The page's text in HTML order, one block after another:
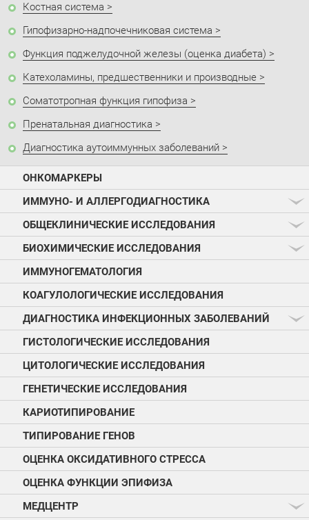
Костная система
Гипофизарно-надпочечниковая система
Функция поджелудочной железы (оценка диабета)
Катехоламины, предшественники и производные
Соматотропная функция гипофиза
Пренатальная диагностика
Диагностика аутоиммунных заболеваний
ОНКОМАРКЕРЫ
ИММУНО- И АЛЛЕРГОДИАГНОСТИКА
ОБЩЕКЛИНИЧЕСКИЕ ИССЛЕДОВАНИЯ
БИОХИМИЧЕСКИЕ ИССЛЕДОВАНИЯ
ИММУНОГЕМАТОЛОГИЯ
КОАГУЛОЛОГИЧЕСКИЕ ИССЛЕДОВАНИЯ
ДИАГНОСТИКА ИНФЕКЦИОННЫХ ЗАБОЛЕВАНИЙ
ГИСТОЛОГИЧЕСКИЕ ИССЛЕДОВАНИЯ
ЦИТОЛОГИЧЕСКИЕ ИССЛЕДОВАНИЯ
ГЕНЕТИЧЕСКИЕ ИССЛЕДОВАНИЯ
КАРИОТИПИРОВАНИЕ
ТИПИРОВАНИЕ ГЕНОВ
ОЦЕНКА ОКСИДАТИВНОГО СТРЕССА
ОЦЕНКА ФУНКЦИИ ЭПИФИЗА
МЕДЦЕНТР